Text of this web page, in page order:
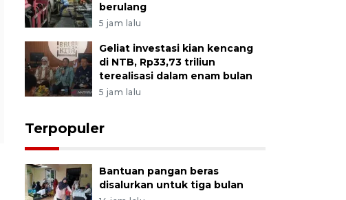
berulang
5 jam lalu
Geliat investasi kian kencang
di NTB, Rp33,73 triliun
terealisasi dalam enam bulan
5 jam lalu
Terpopuler
Bantuan pangan beras
disalurkan untuk tiga bulan